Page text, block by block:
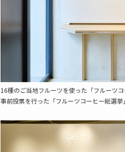
16種のご当地フルーツを使った「フルーツ
事前投票を行った「フルーツコーヒー総選